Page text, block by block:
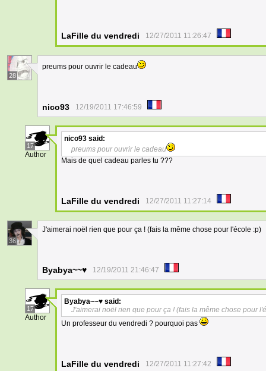
LaFille du vendredi 12/27/2011 11:26:47
28
preums pour ouvrir le cadeau
nico93 12/19/2011 17:46:59
17
Author
nico93 said:
preums pour ouvrir le cadeau
Mais de quel cadeau parles tu ???
LaFille du vendredi 12/27/2011 11:27:14
36
J'aimerai noël rien que pour ça ! (fais la même chose pour l'école :p)
Byabya~~♥ 12/19/2011 21:46:47
17
Author
Byabya~~♥ said:
J'aimerai noël rien que pour ça ! (fais la même chose pour
Un professeur du vendredi ? pourquoi pas
LaFille du vendredi 12/27/2011 11:27:42